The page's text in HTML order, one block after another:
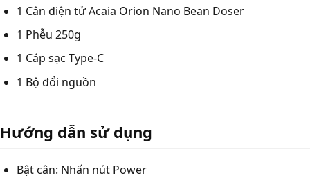
1 Cân điện tử Acaia Orion Nano Bean Doser
1 Phễu 250g
1 Cáp sạc Type-C
1 Bộ đổi nguồn
Hướng dẫn sử dụng
Bật cân: Nhấn nút Power